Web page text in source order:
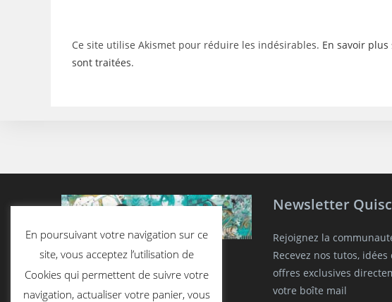
Ce site utilise Akismet pour réduire les indésirables. En savoir
sont traitées.
Newsletter
Rejoignez la
Recevez nos tutos,
offres exclusives
votre boîte mail
En poursuivant votre navigation sur ce
site, vous acceptez l’utilisation de
Cookies qui permettent de suivre votre
navigation, actualiser votre panier, vous